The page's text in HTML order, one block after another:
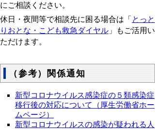
にご相談ください。
休日・夜間等で相談先に困る場合は「 とっと
りおとな・こども救急ダイヤル 」もご活用い
ただけます。
（参考）関係通知
新型コロナウイルス感染症の５類感染症
移行後の対応について（厚生労働省ホー
ムページ）
新型コロナウイルスの感染が疑われる人